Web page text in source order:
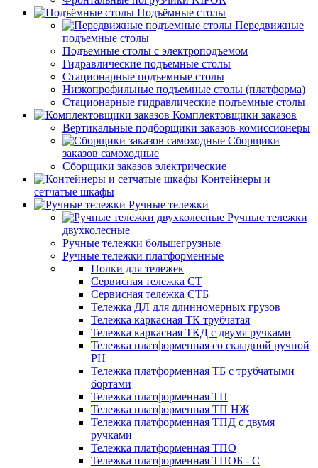
Подъёмные столы
Передвижные
подъемные столы
Подъемные столы с электроподъемом
Гидравлические подъемные столы
Стационарные подъемные столы
Низкопрофильные подъемные столы (платформа)
Стационарные гидравлические подъемные столы
Комплектовщики заказов
Вертикальные подборщики заказов-комиссионеры
Сборщики
заказов самоходные
Сборщики заказов электрические
Контейнеры и
сетчатые шкафы
Ручные тележки
Ручные тележки
двухколесные
Ручные тележки большегрузные
Ручные тележки платформенные
Полки для тележек
Сервисная тележка СТ
Сервисная тележка СТБ
Тележка ДЛ для длинномерных грузов
Тележка каркасная ТК трубчатая
Тележка каркасная ТКД с двумя ручками
Тележка платформенная со складной ручной
PH
Тележка платформенная ТБ с трубчатыми
бортами
Тележка платформенная ТП
Тележка платформенная ТП НЖ
Тележка платформенная ТПД с двумя
ручками
Тележка платформенная ТПО
Тележка платформенная ТПОБ - С